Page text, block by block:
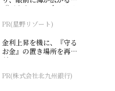
『西表島ホテル by 星野
PR(星野リゾート)
金利上昇を機に、『守る
お金』の置き場所を再検
討
PR(株式会社北九州銀行)